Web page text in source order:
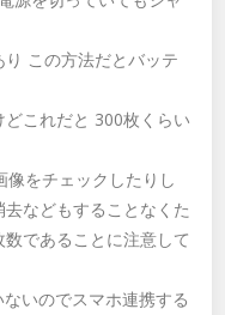
この方法だとバッテ
これだと 300枚くらい
をチェックしたりし
などもすることなくた
であることに注意して
いのでスマホ連携する